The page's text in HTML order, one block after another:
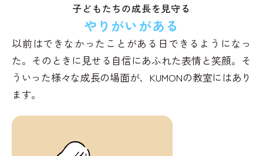
子どもたちの成長を見守る
やりがいがある
以前はできなかったことがある日できるようになっ
た。そのときに見せる自信にあふれた表情と笑顔。そ
ういった様々な成長の場面が、KUMONの教室にはあり
ます。